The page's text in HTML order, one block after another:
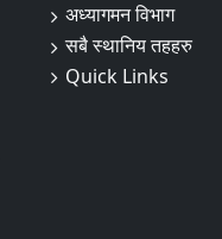
अध्यागमन विभाग
सबै स्थानिय तहहरु
Quick Links